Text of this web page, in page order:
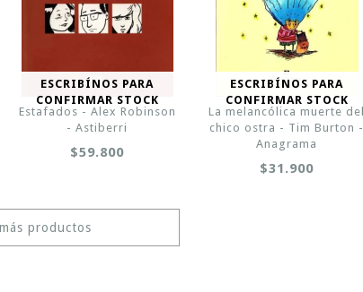
ESCRIBÍNOS PARA
CONFIRMAR STOCK
Estafados - Alex Robinson
- Astiberri
$59.800
ESCRIBÍNOS PARA
CONFIRMAR STOCK
La melancólica muerte del
chico ostra - Tim Burton -
Anagrama
$31.900
productos